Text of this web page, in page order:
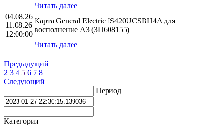
Читать далее
04.08.26
11.08.26
12:00:00
Карта General Electric IS420UCSBH4A для
восполнение АЗ (ЗП608155)
Читать далее
Предыдущий
2 3 4 5 6 7 8
Следующий
Период
Категория